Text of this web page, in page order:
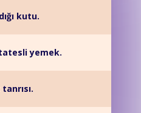
kutu.
yemek.